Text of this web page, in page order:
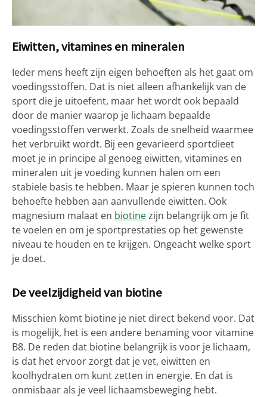
Eiwitten, vitamines en mineralen
Ieder mens heeft zijn eigen behoeften als het gaat om
voedingsstoffen. Dat is niet alleen afhankelijk van de
sport die je uitoefent, maar het wordt ook bepaald
door de manier waarop je lichaam bepaalde
voedingsstoffen verwerkt. Zoals de snelheid waarmee
het verbruikt wordt. Bij een gevarieerd sportdieet
moet je in principe al genoeg eiwitten, vitamines en
mineralen uit je voeding kunnen halen om een
stabiele basis te hebben. Maar je spieren kunnen toch
behoefte hebben aan aanvullende eiwitten. Ook
magnesium malaat en biotinezijn belangrijk om je fit
te voelen en om je sportprestaties op het gewenste
niveau te houden en te krijgen. Ongeacht welke sport
je doet.
De veelzijdigheid van biotine
Misschien komt biotine je niet direct bekend voor. Dat
is mogelijk, het is een andere benaming voor vitamine
B8. De reden dat biotine belangrijk is voor je lichaam,
is dat het ervoor zorgt dat je vet, eiwitten en
koolhydraten om kunt zetten in energie. En dat is
onmisbaar als je veel lichaamsbeweging hebt.